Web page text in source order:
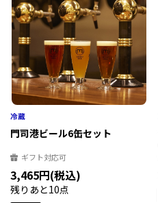
門司港ビール6缶セット
ギフト対応可
3,465円(税込)
残りあと10点